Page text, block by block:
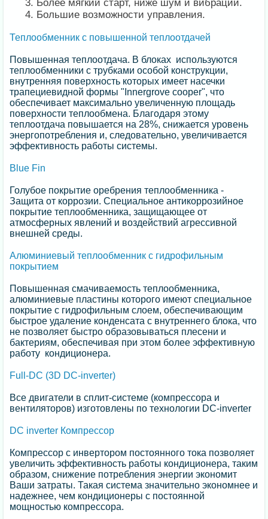
Более мягкий старт, ниже шум и вибрации.
Большие возможности управления.
Теплообменник с повышенной теплоотдачей
Повышенная теплоотдача. В блоках используются
теплообменники с трубками особой конструкции,
внутренняя поверхность которых имеет насечки
трапециевидной формы "Innergrove cooper", что
обеспечивает максимально увеличенную площадь
поверхности теплообмена. Благодаря этому
теплоотдача повышается на 28%, снижается уровень
энергопотребления и, следовательно, увеличивается
эффективность работы системы.
Blue Fin
Голубое покрытие оребрения теплообменника -
Защита от коррозии. Специальное антикоррозийное
покрытие теплообменника, защищающее от
атмосферных явлений и воздействий агрессивной
внешней среды.
Алюминиевый теплообменник с гидрофильным
покрытием
Повышенная смачиваемость теплообменника,
алюминиевые пластины которого имеют специальное
покрытие с гидрофильным слоем, обеспечивающим
быстрое удаление конденсата с внутреннего блока, что
не позволяет быстро образовываться плесени и
бактериям, обеспечивая при этом более эффективную
работу кондиционера.
Full-DC (3D DC-inverter)
Все двигатели в сплит-системе (компрессора и
вентиляторов) изготовлены по технологии DC-inverter
DC inverter Компрессор
Компрессор с инвертором постоянного тока позволяет
увеличить эффективность работы кондиционера, таким
образом, снижение потребления энергии экономит
Ваши затраты. Такая система значительно экономнее и
надежнее, чем кондиционеры с постоянной
мощностью компрессора.